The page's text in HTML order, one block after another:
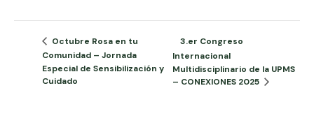
Octubre Rosa en tu
Comunidad – Jornada
Especial de Sensibilización y
Cuidado
3.er Congreso
Internacional
Multidisciplinario de la UPMS
– CONEXIONES 2025